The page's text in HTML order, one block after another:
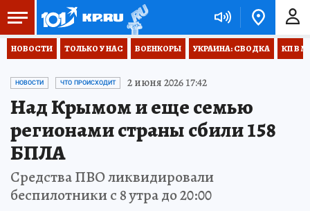
НОВОСТИ ТОЛЬКО У НАС ВОЕНКОРЫ УКРАИНА: СВОДКА КП В
НОВОСТИ ЧТО ПРОИСХОДИТ 2 июня 2026 17:42
Над Крымом и еще семью
регионами страны сбили 158
БПЛА
Средства ПВО ликвидировали
беспилотники с 8 утра до 20:00